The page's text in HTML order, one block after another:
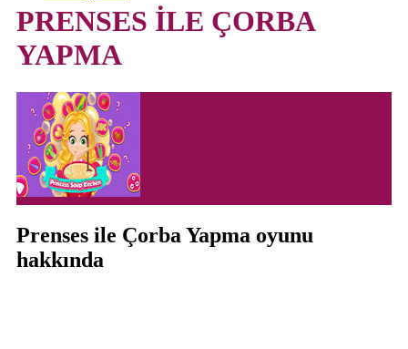
PRENSES İLE ÇORBA
YAPMA
Prenses ile Çorba Yapma oyunu
hakkında